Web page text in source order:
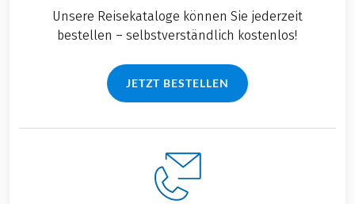
Unsere Reisekataloge können Sie jederzeit
bestellen – selbstverständlich kostenlos!
JETZT BESTELLEN